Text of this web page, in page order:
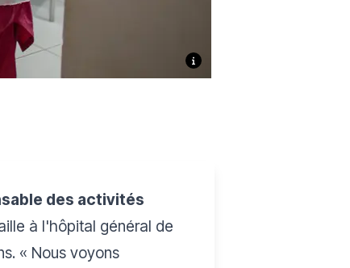
des activités
à l'hôpital général de
« Nous voyons